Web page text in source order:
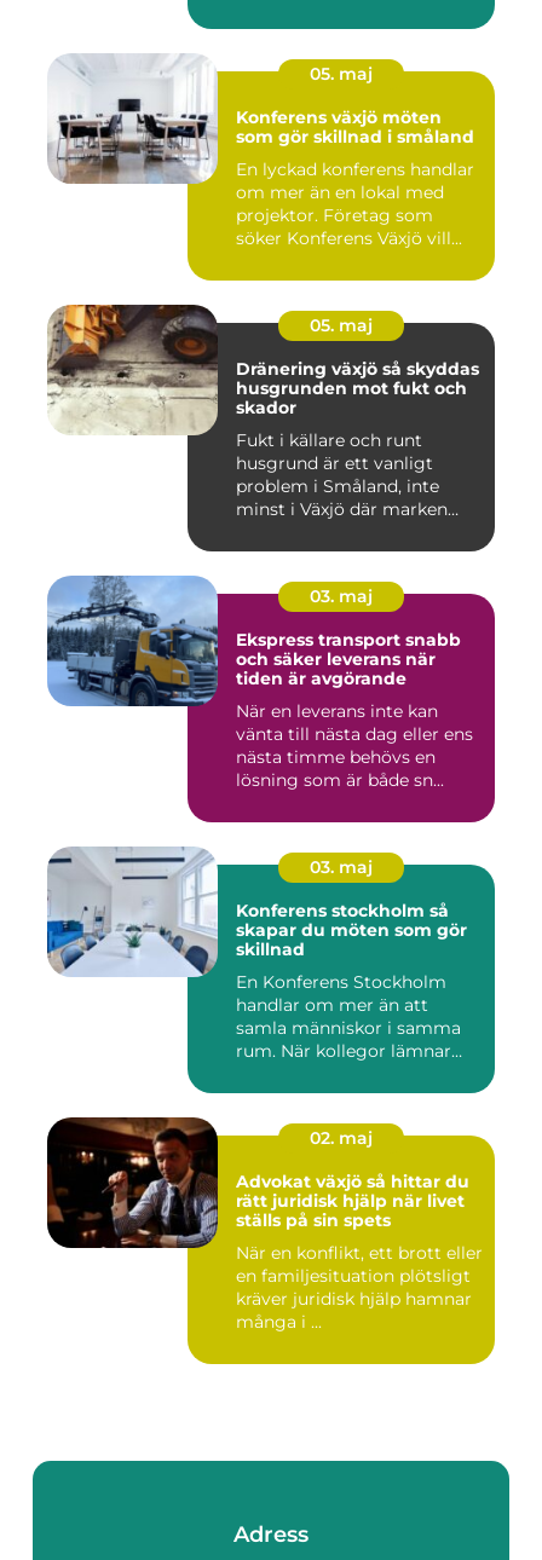
05. maj
Konferens växjö möten
som gör skillnad i småland
En lyckad konferens handlar
om mer än en lokal med
projektor. Företag som
söker Konferens Växjö vill...
05. maj
Dränering växjö så skyddas
husgrunden mot fukt och
skador
Fukt i källare och runt
husgrund är ett vanligt
problem i Småland, inte
minst i Växjö där marken
03. maj
Ekspress transport snabb
och säker leverans när
tiden är avgörande
När en leverans inte kan
vänta till nästa dag eller ens
nästa timme behövs en
lösning som är både sn...
03. maj
Konferens stockholm så
skapar du möten som gör
skillnad
En Konferens Stockholm
handlar om mer än att
samla människor i samma
rum. När kollegor lämnar
02. maj
Advokat växjö så hittar du
rätt juridisk hjälp när livet
ställs på sin spets
När en konflikt, ett brott eller
en familjesituation plötsligt
kräver juridisk hjälp hamnar
många i ...
Adress